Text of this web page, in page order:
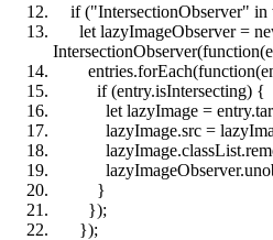
if ("IntersectionObserver"
let lazyImageObserver =
if (entry.isIntersecting) {
let lazyImage =
lazyImage.src =
}
});
});